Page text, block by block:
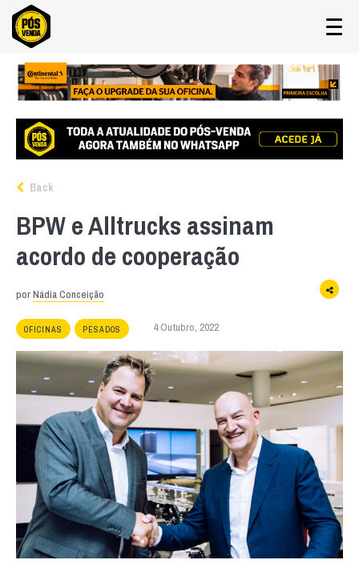
Back
BPW e Alltrucks assinam
acordo de cooperação
porNádia Conceição
OFICINAS PESADOS 4 Outubro, 2022